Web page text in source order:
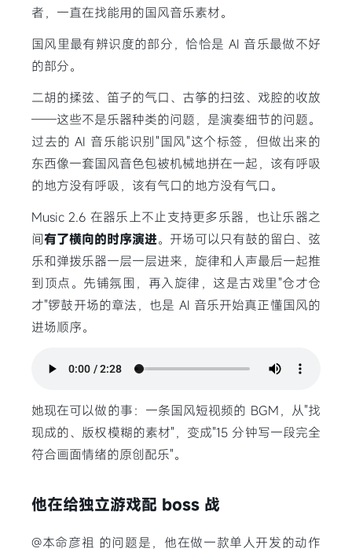
者，一直在找能用的国风音乐素材。
国风里最有辨识度的部分，恰恰是 AI 音乐最做不好
的部分。
二胡的揉弦、笛子的气口、古筝的扫弦、戏腔的收放
——这些不是乐器种类的问题，是演奏细节的问题。
过去的 AI 音乐能识别"国风"这个标签，但做出来的
东西像一套国风音色包被机械地拼在一起，该有呼吸
的地方没有呼吸，该有气口的地方没有气口。
Music 2.6 在器乐上不止支持更多乐器，也让乐器之
间有了横向的时序演进。开场可以只有鼓的留白、弦
乐和弹拨乐器一层一层进来，旋律和人声最后一起推
到顶点。先铺氛围，再入旋律，这是古戏里"仓才仓
才"锣鼓开场的章法，也是 AI 音乐开始真正懂国风的
进场顺序。
她现在可以做的事：一条国风短视频的 BGM，从"找
现成的、版权模糊的素材"，变成"15 分钟写一段完全
符合画面情绪的原创配乐"。
他在给独立游戏配 boss 战
@本命彦祖 的问题是，他在做一款单人开发的动作